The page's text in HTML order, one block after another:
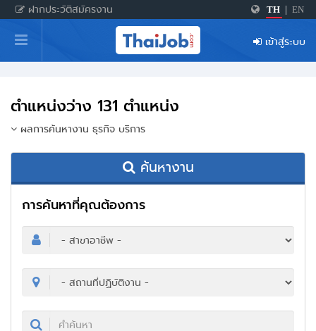
ฝากประวัติสมัครงาน TH EN
หน้าหลัก
ผู้สมัครงาน: เข้าสู่ระบบ
เกร็ดความรู้
สำหรับผู้ประกอบการ
เข้าสู่ระบบ
ตำแหน่งว่าง 131 ตำแหน่ง
ผลการค้นหางาน ธุรกิจ บริการ
ค้นหางาน
การค้นหาที่คุณต้องการ